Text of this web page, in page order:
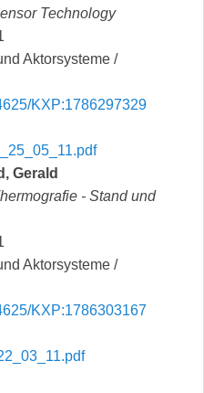
Technology
Aktorsysteme /
KXP:1786297329
Gerald
- Stand und
Aktorsysteme /
KXP:1786303167